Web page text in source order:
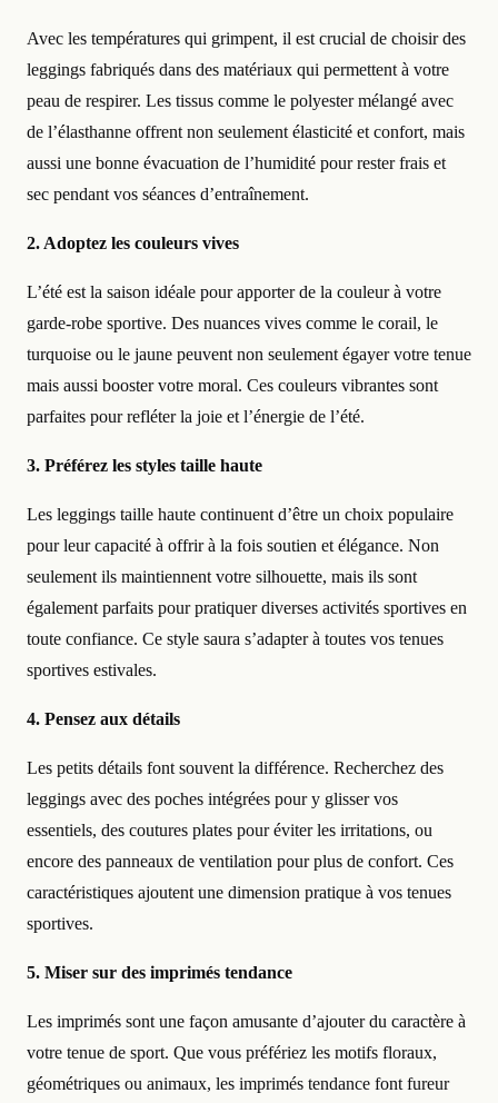
Avec les températures qui grimpent, il est crucial de choisir des
leggings fabriqués dans des matériaux qui permettent à votre
peau de respirer. Les tissus comme le polyester mélangé avec
de l’élasthanne offrent non seulement élasticité et confort, mais
aussi une bonne évacuation de l’humidité pour rester frais et
sec pendant vos séances d’entraînement.
2. Adoptez les couleurs vives
L’été est la saison idéale pour apporter de la couleur à votre
garde-robe sportive. Des nuances vives comme le corail, le
turquoise ou le jaune peuvent non seulement égayer votre tenue
mais aussi booster votre moral. Ces couleurs vibrantes sont
parfaites pour refléter la joie et l’énergie de l’été.
3. Préférez les styles taille haute
Les leggings taille haute continuent d’être un choix populaire
pour leur capacité à offrir à la fois soutien et élégance. Non
seulement ils maintiennent votre silhouette, mais ils sont
également parfaits pour pratiquer diverses activités sportives en
toute confiance. Ce style saura s’adapter à toutes vos tenues
sportives estivales.
4. Pensez aux détails
Les petits détails font souvent la différence. Recherchez des
leggings avec des poches intégrées pour y glisser vos
essentiels, des coutures plates pour éviter les irritations, ou
encore des panneaux de ventilation pour plus de confort. Ces
caractéristiques ajoutent une dimension pratique à vos tenues
sportives.
5. Miser sur des imprimés tendance
Les imprimés sont une façon amusante d’ajouter du caractère à
votre tenue de sport. Que vous préfériez les motifs floraux,
géométriques ou animaux, les imprimés tendance font fureur